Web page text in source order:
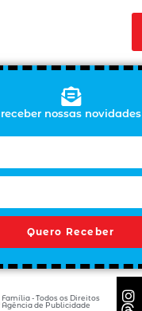
receber nossas novidades
Quero Receber
Família - Todos os Direitos
Agência de Publicidade